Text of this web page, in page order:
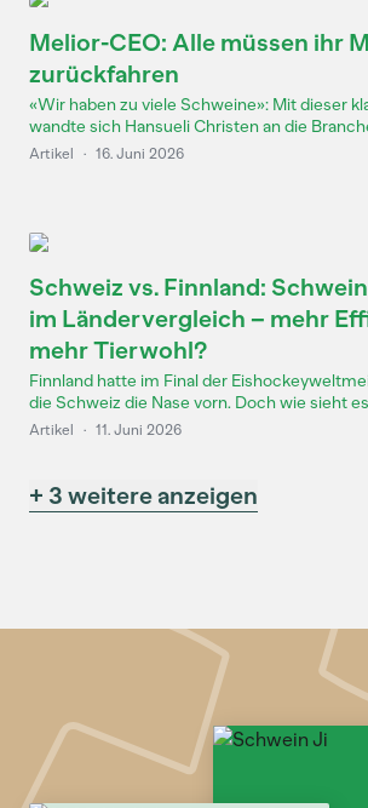
Melior-CEO: Alle müssen ihr
zurückfahren
«Wir haben zu viele Schweine»: Mit dieser
wandte sich Hansueli Christen an die
Artikel · 16. Juni 2026
Schweiz vs. Finnland:
im Ländervergleich – mehr
mehr Tierwohl?
Finnland hatte im Final der
die Schweiz die Nase vorn. Doch wie sieht
Artikel · 11. Juni 2026
+ 3 weitere anzeigen